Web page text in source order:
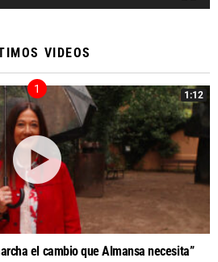
VIDEOS
1:12
el cambio que Almansa necesita”